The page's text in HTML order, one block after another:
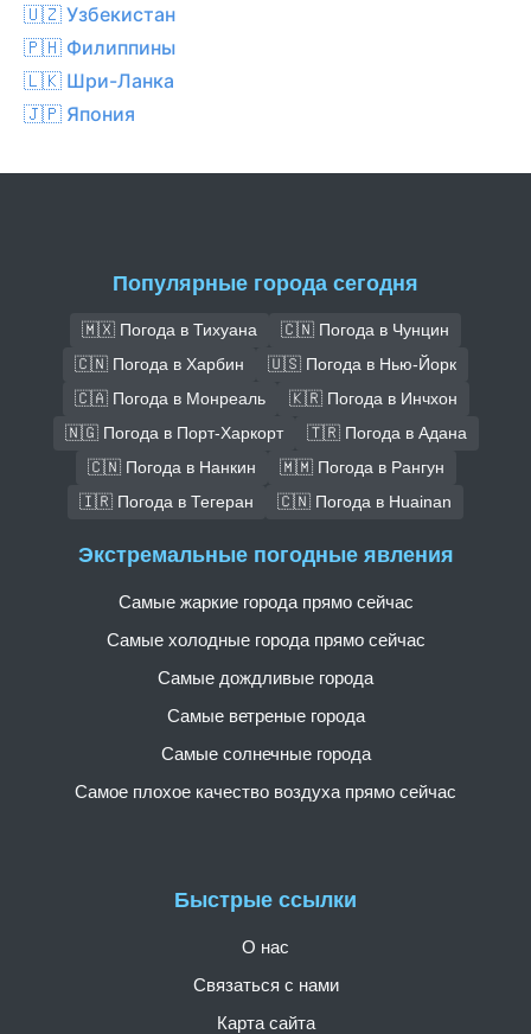
🇺🇿 Узбекистан
🇵🇭 Филиппины
🇱🇰 Шри-Ланка
🇯🇵 Япония
Популярные города сегодня
🇲🇽 Погода в Тихуана
🇨🇳 Погода в Чунцин
🇨🇳 Погода в Харбин
🇺🇸 Погода в Нью-Йорк
🇨🇦 Погода в Монреаль
🇰🇷 Погода в Инчхон
🇳🇬 Погода в Порт-Харкорт
🇹🇷 Погода в Адана
🇨🇳 Погода в Нанкин
🇲🇲 Погода в Рангун
🇮🇷 Погода в Тегеран
🇨🇳 Погода в Huainan
Быстрые ссылки
О нас
Связаться с нами
Карта сайта
Экстремальные погодные явления
Самые жаркие города прямо сейчас
Самые холодные города прямо сейчас
Самые дождливые города
Самые ветреные города
Самые солнечные города
Самое плохое качество воздуха прямо сейчас